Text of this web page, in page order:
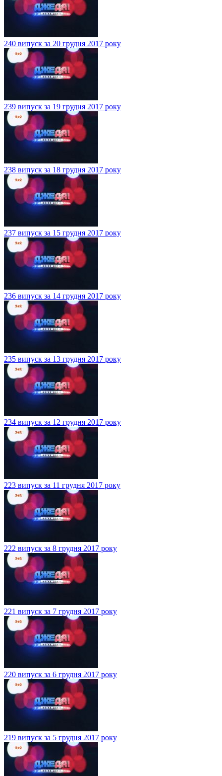
240 випуск за 20 грудня 2017 року
239 випуск за 19 грудня 2017 року
238 випуск за 18 грудня 2017 року
237 випуск за 15 грудня 2017 року
236 випуск за 14 грудня 2017 року
235 випуск за 13 грудня 2017 року
234 випуск за 12 грудня 2017 року
223 випуск за 11 грудня 2017 року
222 випуск за 8 грудня 2017 року
221 випуск за 7 грудня 2017 року
220 випуск за 6 грудня 2017 року
219 випуск за 5 грудня 2017 року